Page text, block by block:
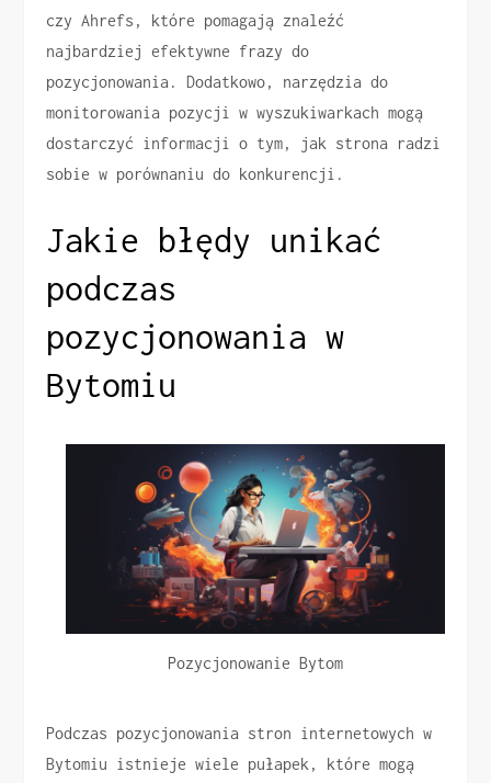
czy Ahrefs, które pomagają znaleźć
najbardziej efektywne frazy do
pozycjonowania. Dodatkowo, narzędzia do
monitorowania pozycji w wyszukiwarkach mogą
dostarczyć informacji o tym, jak strona radzi
sobie w porównaniu do konkurencji.
Jakie błędy unikać
podczas
pozycjonowania w
Bytomiu
Pozycjonowanie Bytom
Podczas pozycjonowania stron internetowych w
Bytomiu istnieje wiele pułapek, które mogą